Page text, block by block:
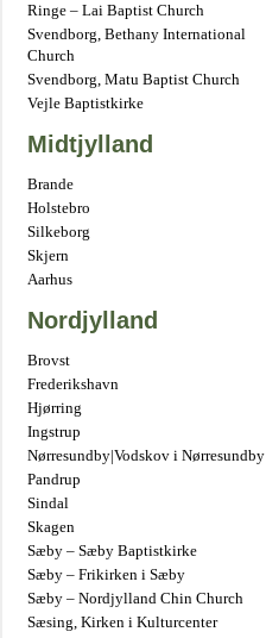
Ringe – Lai Baptist Church
Svendborg, Bethany International
Church
Svendborg, Matu Baptist Church
Vejle Baptistkirke
Midtjylland
Brande
Holstebro
Silkeborg
Skjern
Aarhus
Nordjylland
Brovst
Frederikshavn
Hjørring
Ingstrup
Nørresundby|Vodskov i Nørresundby
Pandrup
Sindal
Skagen
Sæby – Sæby Baptistkirke
Sæby – Frikirken i Sæby
Sæby – Nordjylland Chin Church
Sæsing, Kirken i Kulturcenter